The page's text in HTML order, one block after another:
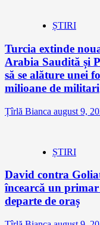
ȘTIRI
Turcia extinde
Arabia Saudită și
să se alăture unei
milioane de militari
Țîrlă Bianca august 9,
ȘTIRI
David contra
încearcă un
departe de oraș